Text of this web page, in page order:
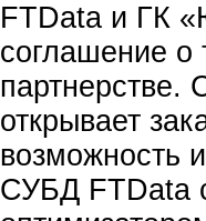
FTData и ГК
соглашение о
партнерстве.
открывает
возможность
СУБД FTData